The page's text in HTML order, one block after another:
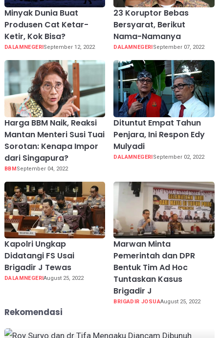
Minyak Dunia Buat
Produsen Cat Ketar-
Ketir, Kok Bisa?
DALAMNEGERI September 12, 2022
23 Koruptor Bebas
Bersyarat, Berikut
Nama-Namanya
DALAMNEGERI September 07, 2022
Harga BBM Naik, Reaksi
Mantan Menteri Susi Tuai
Sorotan: Kenapa Impor
dari Singapura?
BBMSeptember 04, 2022
Dituntut Empat Tahun
Penjara, Ini Respon Edy
Mulyadi
DALAMNEGERISeptember 02, 2022
Kapolri Ungkap
Didatangi FS Usai
Brigadir J Tewas
DALAMNEGERIAugust 25, 2022
Marwan Minta
Pemerintah dan DPR
Bentuk Tim Ad Hoc
Tuntaskan Kasus
Brigadir J
BRIGADIR JOSUAAugust 25, 2022
Rekomendasi